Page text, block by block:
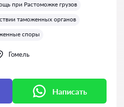
при Растоможке грузов
таможенных органов
споры
Гомель
Написать